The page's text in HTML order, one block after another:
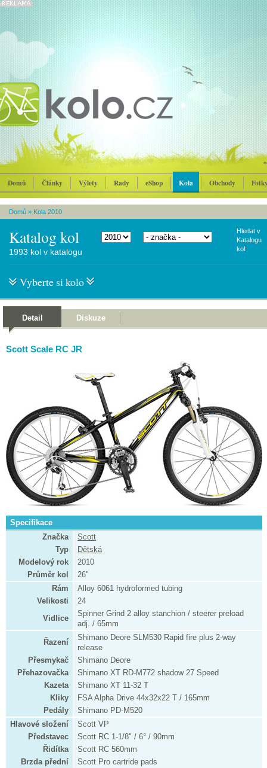
Domů Články Výlety Rady eShop Kola Obchody
Domů » Kola 2010
Katalog kol
Hledat v
Katalogu
kol:
1993 kol v katalogu
Vyberte si kolo
Detail Diskuze
Scott Scale RC JR
Specifikace
Značka
Scott
Typ
Dětská
Modelový rok
2010
Průměr kol
26"
Rám
Alloy 6061 hydroformed tubing
Velikosti
24
Vidlice
Spinner Grind 2 alloy stanchion / steerer preload
adj. / 65mm
Řazení
Shimano Deore SLM530 Rapid fire plus 2-way
release
Přesmykač
Shimano Deore
Přehazovačka
Shimano XT RD-M772 shadow 27 Speed
Kazeta
Shimano XT 11-32 T
Kliky
FSA Alpha Drive 44x32x22 T / 165mm
Pedály
Shimano PD-M520
Hlavové složení
Scott VP
Představec
Scott RC 1-1/8" / 6° / 90mm
Řidítka
Scott RC 560mm
Brzda přední
Scott Pro cartride pads